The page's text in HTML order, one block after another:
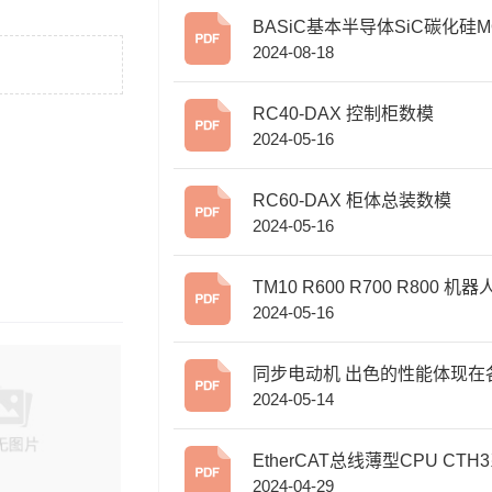
BASiC基本半导体SiC碳化硅
ET在逆变焊机中的应用
2024-08-18
RC40-DAX 控制柜数模
2024-05-16
RC60-DAX 柜体总装数模
2024-05-16
TM10 R600 R700 R800 机器
模
2024-05-16
同步电动机 出色的性能体现在
应用领域
2024-05-14
EtherCAT总线薄型CPU CTH3系列
2024-04-29